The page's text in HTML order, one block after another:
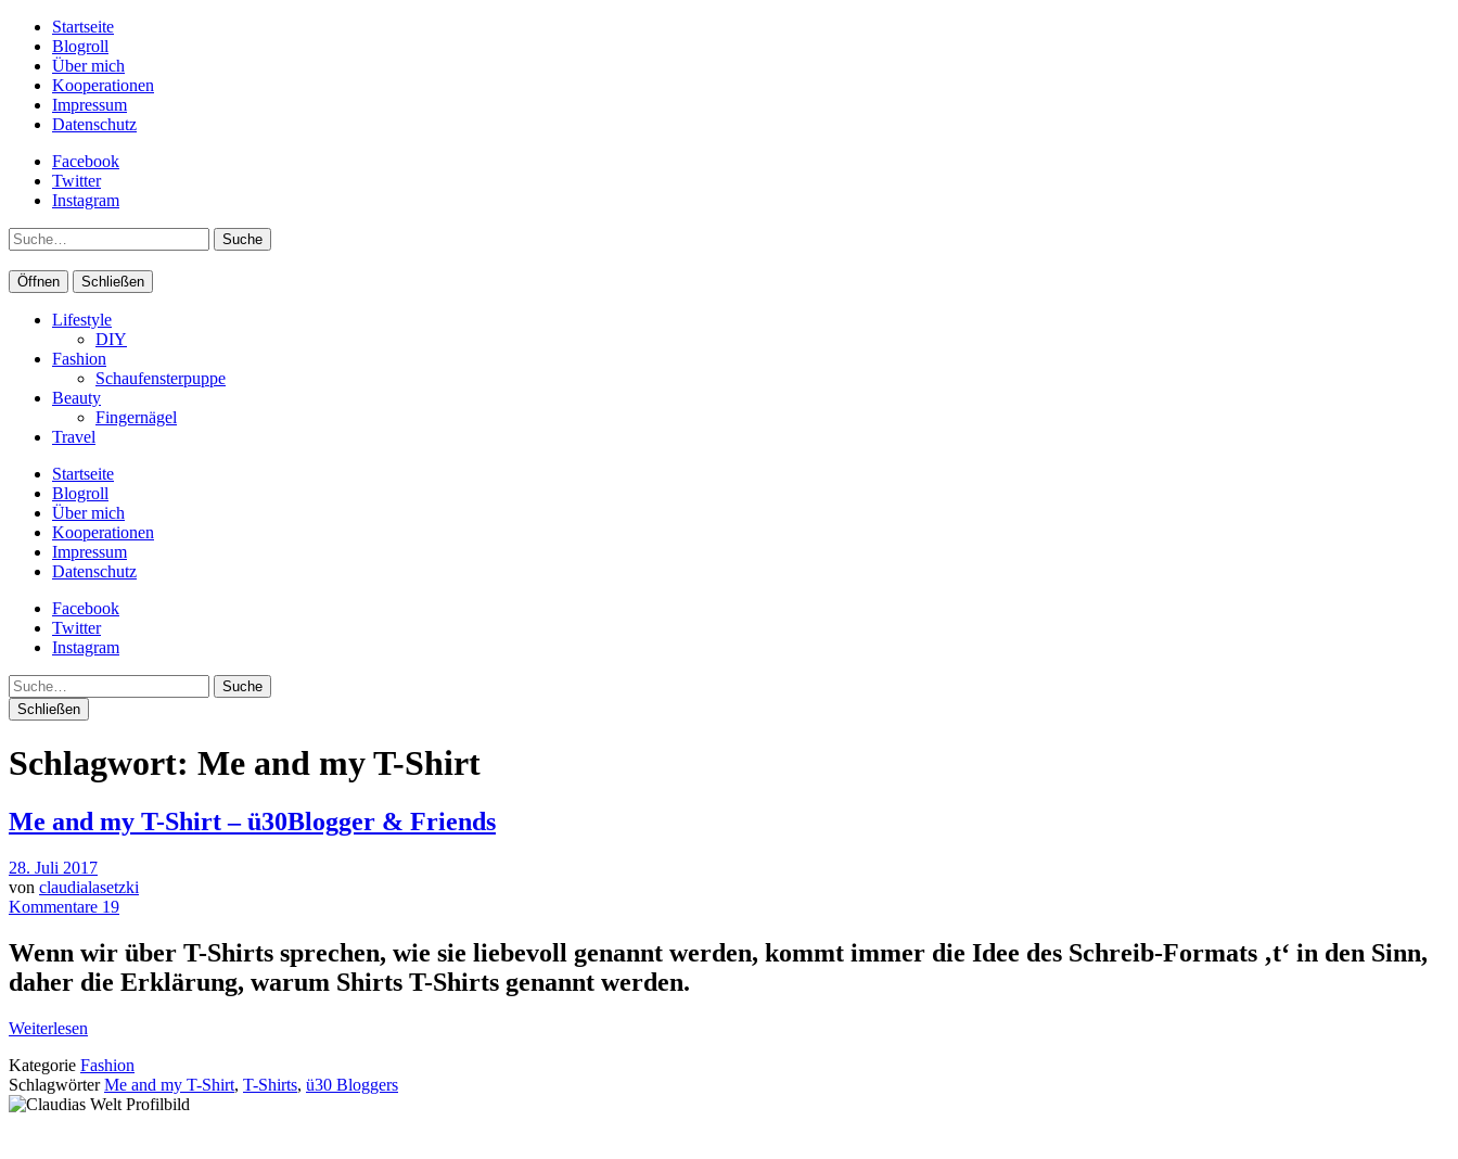
Startseite
Blogroll
Über mich
Kooperationen
Impressum
Datenschutz
Facebook
Twitter
Instagram
Suche
Öffnen Schließen
Lifestyle
DIY
Fashion
Schaufensterpuppe
Beauty
Fingernägel
Travel
Startseite
Blogroll
Über mich
Kooperationen
Impressum
Datenschutz
Facebook
Twitter
Instagram
Suche
Schließen
Schlagwort: Me and my T-Shirt
Me and my T-Shirt – ü30Blogger & Friends
28. Juli 2017
von claudialasetzki
Kommentare 19
Wenn wir über T-Shirts sprechen, wie sie liebevoll genannt werden, kommt immer die Idee des Schreib-Formats ‚t‘ in den Sinn,
daher die Erklärung, warum Shirts T-Shirts genannt werden.
Weiterlesen
Kategorie Fashion
SchlagwörterMe and my T-Shirt, T-Shirts, ü30 Bloggers